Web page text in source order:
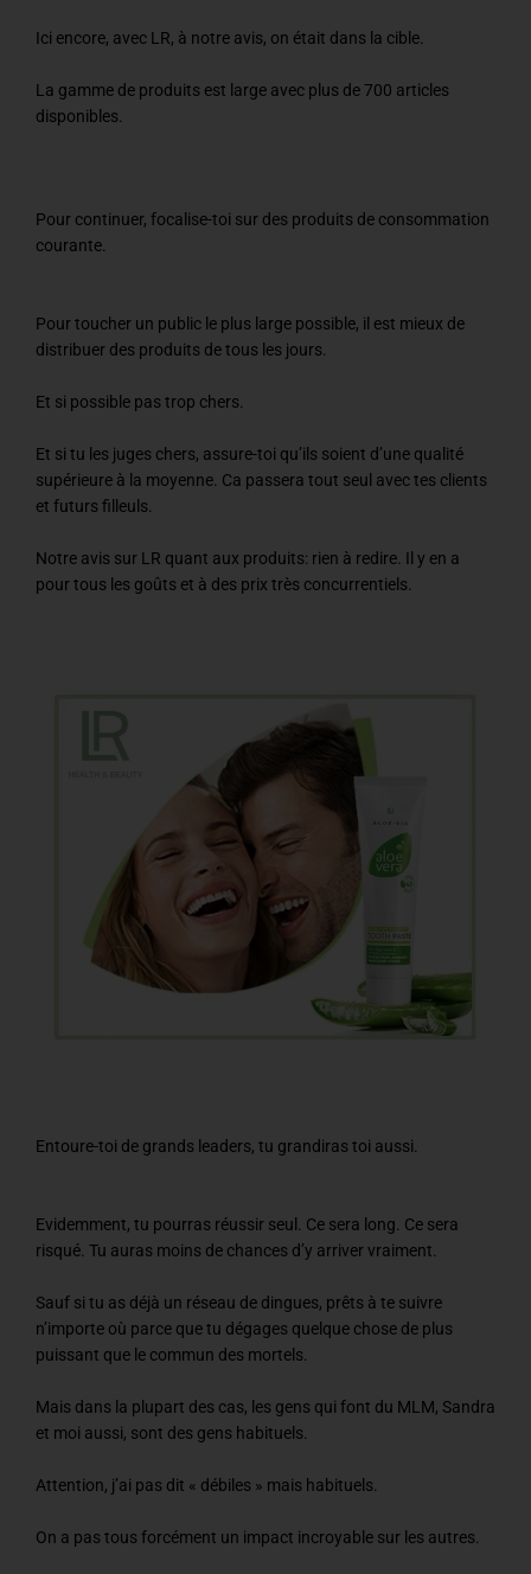
Ici encore, avec LR, à notre avis, on était dans la cible.
La gamme de produits est large avec plus de 700 articles
disponibles.
Pour continuer, focalise-toi sur des produits de consommation
courante.
Pour toucher un public le plus large possible, il est mieux de
distribuer des produits de tous les jours.
Et si possible pas trop chers.
Et si tu les juges chers, assure-toi qu’ils soient d’une qualité
supérieure à la moyenne. Ca passera tout seul avec tes clients
et futurs filleuls.
Notre avis sur LR quant aux produits: rien à redire. Il y en a
pour tous les goûts et à des prix très concurrentiels.
Entoure-toi de grands leaders, tu grandiras toi aussi.
Evidemment, tu pourras réussir seul. Ce sera long. Ce sera
risqué. Tu auras moins de chances d’y arriver vraiment.
Sauf si tu as déjà un réseau de dingues, prêts à te suivre
n’importe où parce que tu dégages quelque chose de plus
puissant que le commun des mortels.
Mais dans la plupart des cas, les gens qui font du MLM, Sandra
et moi aussi, sont des gens habituels.
Attention, j’ai pas dit « débiles » mais habituels.
On a pas tous forcément un impact incroyable sur les autres.